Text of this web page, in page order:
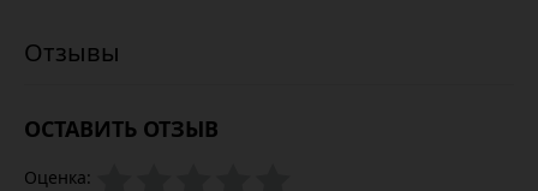
ОСТАВИТЬ ОТЗЫВ
Оценка: